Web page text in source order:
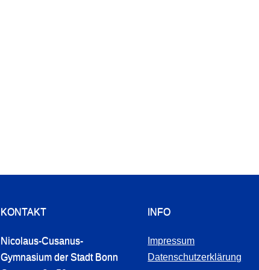
KONTAKT
Nicolaus-Cusanus-
Gymnasium der Stadt Bonn
INFO
Impressum
Datenschutzerklärung